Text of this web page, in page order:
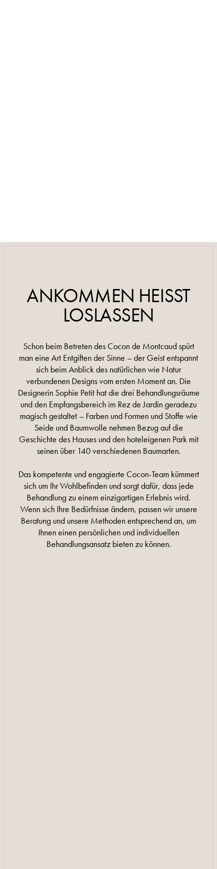
0033 4 66 89 08 08
ANKOMMEN HEISST
LOSLASSEN
Schon beim Betreten des Cocon de Montcaud spürt
man eine Art Entgiften der Sinne – der Geist entspannt
sich beim Anblick des natürlichen wie Natur
verbundenen Designs vom ersten Moment an. Die
Designerin Sophie Petit hat die drei Behandlungsräume
und den Empfangsbereich im Rez de Jardin geradezu
magisch gestaltet – Farben und Formen und Stoffe wie
Seide und Baumwolle nehmen Bezug auf die
Geschichte des Hauses und den hoteleigenen Park mit
seinen über 140 verschiedenen Baumarten.
Das kompetente und engagierte Cocon-Team kümmert
sich um Ihr Wohlbefinden und sorgt dafür, dass jede
Behandlung zu einem einzigartigen Erlebnis wird.
Wenn sich Ihre Bedürfnisse ändern, passen wir unsere
Beratung und unsere Methoden entsprechend an, um
Ihnen einen persönlichen und individuellen
Behandlungsansatz bieten zu können.